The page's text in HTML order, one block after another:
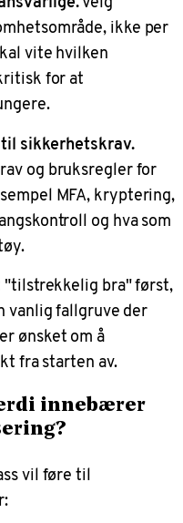
ikke per
vite hvilken
for at
sikkerhetskrav.
og bruksregler for
MFA, kryptering,
og hva som
"tilstrekkelig bra" først,
vanlig fallgruve der
ønsket om å
fra starten av.
innebærer
vil føre til